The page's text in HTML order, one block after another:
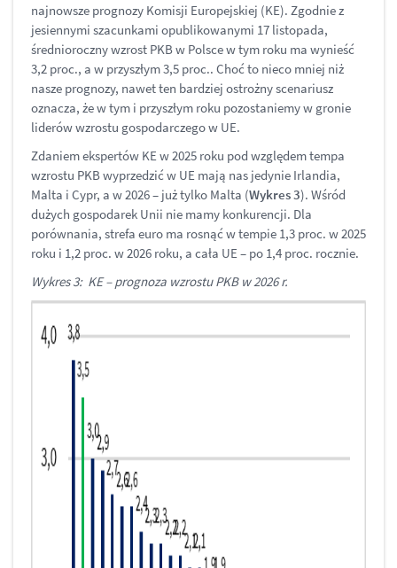
najnowsze prognozy Komisji Europejskiej (KE). Zgodnie z
jesiennymi szacunkami opublikowanymi 17 listopada,
średnioroczny wzrost PKB w Polsce w tym roku ma wynieść
3,2 proc., a w przyszłym 3,5 proc.. Choć to nieco mniej niż
nasze prognozy, nawet ten bardziej ostrożny scenariusz
oznacza, że w tym i przyszłym roku pozostaniemy w gronie
liderów wzrostu gospodarczego w UE.
Zdaniem ekspertów KE w 2025 roku pod względem tempa
wzrostu PKB wyprzedzić w UE mają nas jedynie Irlandia,
Malta i Cypr, a w 2026 – już tylko Malta (Wykres 3). Wśród
dużych gospodarek Unii nie mamy konkurencji. Dla
porównania, strefa euro ma rosnąć w tempie 1,3 proc. w 2025
roku i 1,2 proc. w 2026 roku, a cała UE – po 1,4 proc. rocznie.
Wykres 3: KE – prognoza wzrostu PKB w 2026 r.